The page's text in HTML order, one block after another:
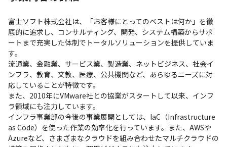
富士ソフト株式会社は、「お客様にとってのベストは何か」を徹
底的に追求し、コンサルティング、開発、システム構築からサポ
ートまで充実した体制でトータルソリューションを提供していま
す。
流通業、金融業、サービス業、製造業、ネットビジネス、社会イ
ンフラ、教育、文教、医療、公共機関など、あらゆるニーズに対
応していることが特徴です。
また、2010年にVMware社との協業がスタートして以来、インフ
ラ領域にも注力しています。
インフラ事業部の今後の事業展開としては、IaC（Infrastructure
as Code）を使った作業の効率化を行っています。また、AWSや
Azureなど、さまざまなクラウドを組み合わせたマルチクラウドの